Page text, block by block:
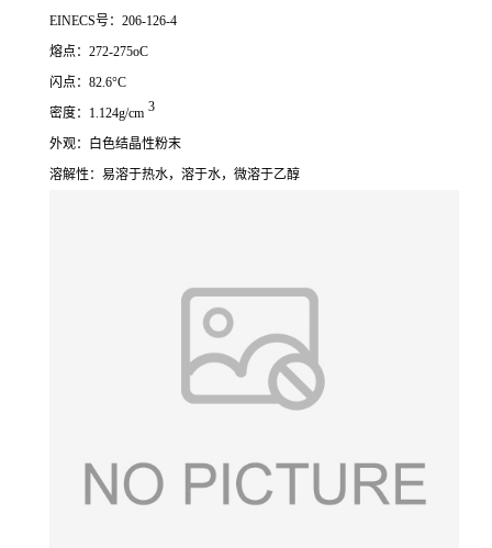
EINECS号：206-126-4
熔点：272-275oC
闪点：82.6°C
密度：1.124g/cm 3
外观：白色结晶性粉末
溶解性：易溶于热水，溶于水，微溶于乙醇